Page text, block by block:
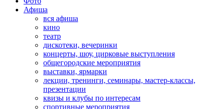
Афиша
вся афиша
кино
театр
дискотеки, вечеринки
концерты, шоу, цирковые выступления
общегородские мероприятия
выставки, ярмарки
лекции, тренинги, семинары, мастер-классы,
презентации
квизы и клубы по интересам
спортивные мероприятия